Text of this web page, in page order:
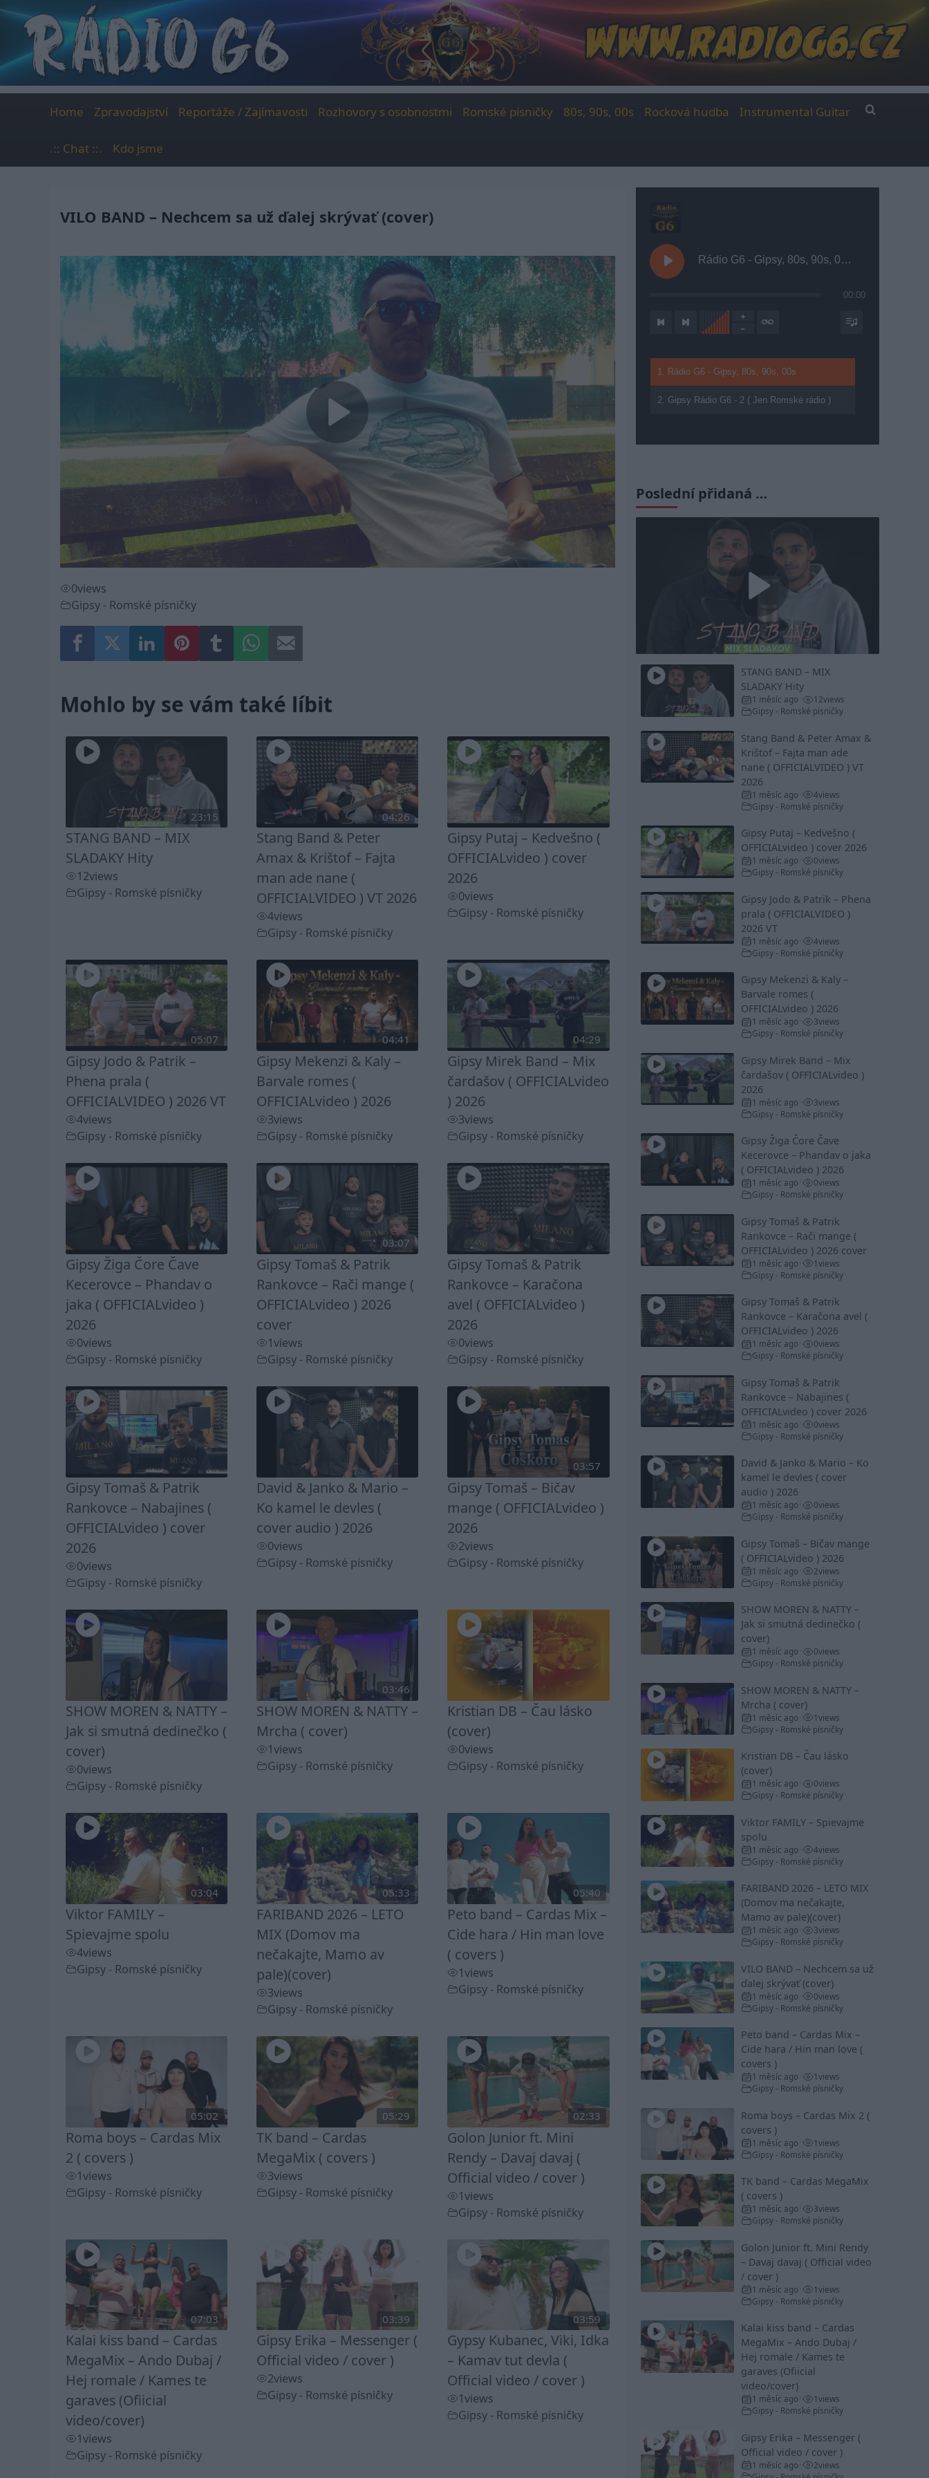
content
Home Zpravodajství Reportáže / Zajímavosti Rozhovory s osobnostmi Romské písničky 80s, 90s, 00s Rocková hudba Instrumental Guitar
.:: Chat ::. Kdo jsme
VILO BAND – Nechcem sa už ďalej skrývať (cover)
Play
Video
0views
Gipsy - Romské písničky
Mohlo by se vám také líbit
23:15
STANG BAND – MIX
SLADAKY Hity
12views
Gipsy - Romské písničky
04:26
Stang Band & Peter
Amax & Krištof – Fajta
man ade nane (
OFFICIALVIDEO ) VT 2026
4views
Gipsy - Romské písničky
Gipsy Putaj – Kedvešno (
OFFICIALvideo ) cover
2026
0views
Gipsy - Romské písničky
05:07
Gipsy Jodo & Patrik –
Phena prala (
OFFICIALVIDEO ) 2026 VT
4views
Gipsy - Romské písničky
04:41
Gipsy Mekenzi & Kaly –
Barvale romes (
OFFICIALvideo ) 2026
3views
Gipsy - Romské písničky
04:29
Gipsy Mirek Band – Mix
čardašov ( OFFICIALvideo
) 2026
3views
Gipsy - Romské písničky
Gipsy Žiga Čore Čave
Kecerovce – Phandav o
jaka ( OFFICIALvideo )
2026
0views
Gipsy - Romské písničky
03:07
Gipsy Tomaš & Patrik
Rankovce – Rači mange (
OFFICIALvideo ) 2026
cover
1views
Gipsy - Romské písničky
Gipsy Tomaš & Patrik
Rankovce – Karačona
avel ( OFFICIALvideo )
2026
0views
Gipsy - Romské písničky
Gipsy Tomaš & Patrik
Rankovce – Nabajines (
OFFICIALvideo ) cover
2026
0views
Gipsy - Romské písničky
David & Janko & Mario –
Ko kamel le devles (
cover audio ) 2026
0views
Gipsy - Romské písničky
03:57
Gipsy Tomaš – Bičav
mange ( OFFICIALvideo )
2026
2views
Gipsy - Romské písničky
SHOW MOREN & NATTY –
Jak si smutná dedinečko (
cover)
0views
Gipsy - Romské písničky
03:46
SHOW MOREN & NATTY –
Mrcha ( cover)
1views
Gipsy - Romské písničky
Kristian DB – Čau lásko
(cover)
0views
Gipsy - Romské písničky
03:04
Viktor FAMILY –
Spievajme spolu
4views
Gipsy - Romské písničky
05:33
FARIBAND 2026 – LETO
MIX (Domov ma
nečakajte, Mamo av
pale)(cover)
3views
Gipsy - Romské písničky
05:40
Peto band – Cardas Mix –
Cide hara / Hin man love
( covers )
1views
Gipsy - Romské písničky
05:02
Roma boys – Cardas Mix
2 ( covers )
1views
Gipsy - Romské písničky
05:29
TK band – Cardas
MegaMix ( covers )
3views
Gipsy - Romské písničky
02:33
Golon Junior ft. Mini
Rendy – Davaj davaj (
Official video / cover )
1views
Gipsy - Romské písničky
07:03
Kalai kiss band – Cardas
MegaMix – Ando Dubaj /
Hej romale / Kames te
garaves (Ofiicial
video/cover)
1views
Gipsy - Romské písničky
03:39
Gipsy Erika – Messenger (
Official video / cover )
2views
Gipsy - Romské písničky
03:59
Gypsy Kubanec, Viki, Idka
– Kamav tut devla (
Official video / cover )
1views
Gipsy - Romské písničky
Rádio G6 - Gipsy, 80s, 90s, 00s
00:00
1. Rádio G6 - Gipsy, 80s, 90s, 00s
2. Gipsy Rádio G6 - 2 ( Jen Romské rádio )
Poslední přidaná …
Play
Video
STANG BAND – MIX
SLADAKY Hity
1 měsíc ago 12views
Gipsy - Romské písničky
Stang Band & Peter Amax &
Krištof – Fajta man ade
nane ( OFFICIALVIDEO ) VT
2026
1 měsíc ago 4views
Gipsy - Romské písničky
Gipsy Putaj – Kedvešno (
OFFICIALvideo ) cover 2026
1 měsíc ago 0views
Gipsy - Romské písničky
Gipsy Jodo & Patrik – Phena
prala ( OFFICIALVIDEO )
2026 VT
1 měsíc ago 4views
Gipsy - Romské písničky
Gipsy Mekenzi & Kaly –
Barvale romes (
OFFICIALvideo ) 2026
1 měsíc ago 3views
Gipsy - Romské písničky
Gipsy Mirek Band – Mix
čardašov ( OFFICIALvideo )
2026
1 měsíc ago 3views
Gipsy - Romské písničky
Gipsy Žiga Čore Čave
Kecerovce – Phandav o jaka
( OFFICIALvideo ) 2026
1 měsíc ago 0views
Gipsy - Romské písničky
Gipsy Tomaš & Patrik
Rankovce – Rači mange (
OFFICIALvideo ) 2026 cover
1 měsíc ago 1views
Gipsy - Romské písničky
Gipsy Tomaš & Patrik
Rankovce – Karačona avel (
OFFICIALvideo ) 2026
1 měsíc ago 0views
Gipsy - Romské písničky
Gipsy Tomaš & Patrik
Rankovce – Nabajines (
OFFICIALvideo ) cover 2026
1 měsíc ago 0views
Gipsy - Romské písničky
David & Janko & Mario – Ko
kamel le devles ( cover
audio ) 2026
1 měsíc ago 0views
Gipsy - Romské písničky
Gipsy Tomaš – Bičav mange
( OFFICIALvideo ) 2026
1 měsíc ago 2views
Gipsy - Romské písničky
SHOW MOREN & NATTY –
Jak si smutná dedinečko (
cover)
1 měsíc ago 0views
Gipsy - Romské písničky
SHOW MOREN & NATTY –
Mrcha ( cover)
1 měsíc ago 1views
Gipsy - Romské písničky
Kristian DB – Čau lásko
(cover)
1 měsíc ago 0views
Gipsy - Romské písničky
Viktor FAMILY – Spievajme
spolu
1 měsíc ago 4views
Gipsy - Romské písničky
FARIBAND 2026 – LETO MIX
(Domov ma nečakajte,
Mamo av pale)(cover)
1 měsíc ago 3views
Gipsy - Romské písničky
VILO BAND – Nechcem sa už
ďalej skrývať (cover)
1 měsíc ago 0views
Gipsy - Romské písničky
Peto band – Cardas Mix –
Cide hara / Hin man love (
covers )
1 měsíc ago 1views
Gipsy - Romské písničky
Roma boys – Cardas Mix 2 (
covers )
1 měsíc ago 1views
Gipsy - Romské písničky
TK band – Cardas MegaMix
( covers )
1 měsíc ago 3views
Gipsy - Romské písničky
Golon Junior ft. Mini Rendy
– Davaj davaj ( Official video
/ cover )
1 měsíc ago 1views
Gipsy - Romské písničky
Kalai kiss band – Cardas
MegaMix – Ando Dubaj /
Hej romale / Kames te
garaves (Ofiicial
video/cover)
1 měsíc ago 1views
Gipsy - Romské písničky
Gipsy Erika – Messenger (
Official video / cover )
1 měsíc ago 2views